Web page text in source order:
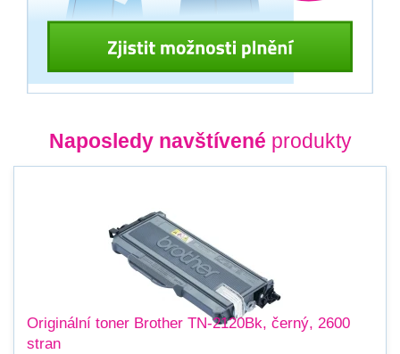
Naposledy navštívené produkty
Originální toner Brother TN-2120Bk, černý, 2600
stran